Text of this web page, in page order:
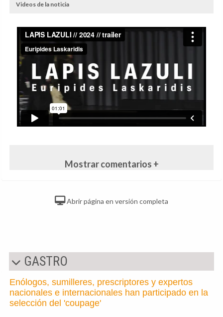
Videos de la noticia
Mostrar comentarios +
Abrir página en versión completa
GASTRO
Enólogos, sumilleres, prescriptores y expertos
nacionales e internacionales han participado en la
selección del 'coupage'